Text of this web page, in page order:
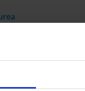
n. 205/23
che risultano
avverràcon riserva,
dell’anno
venisse